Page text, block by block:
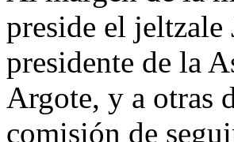
preside el jeltzale
presidente de la
Argote, y a otras
comisión de